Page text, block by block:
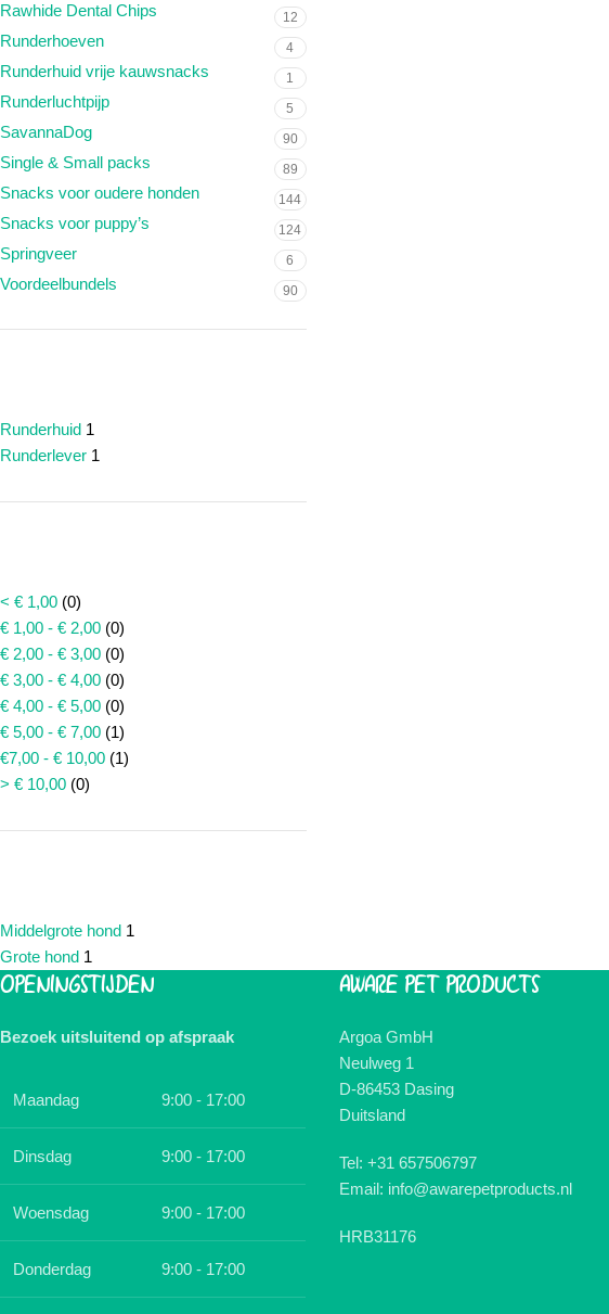
Rawhide Dental Chips 12
Runderhoeven 4
Runderhuid vrije kauwsnacks 1
Runderluchtpijp 5
SavannaDog 90
Single & Small packs 89
Snacks voor oudere honden 144
Snacks voor puppy’s 124
Springveer 6
Voordeelbundels 90
Runderhuid 1
Runderlever 1
< € 1,00 (0)
€ 1,00 - € 2,00 (0)
€ 2,00 - € 3,00 (0)
€ 3,00 - € 4,00 (0)
€ 4,00 - € 5,00 (0)
€ 5,00 - € 7,00 (1)
€7,00 - € 10,00 (1)
> € 10,00 (0)
Middelgrote hond 1
Grote hond 1
OPENINGSTIJDEN
Bezoek uitsluitend op afspraak
Maandag 9:00 - 17:00
Dinsdag 9:00 - 17:00
Woensdag 9:00 - 17:00
Donderdag 9:00 - 17:00
AWARE PET PRODUCTS
Argoa GmbH
Neulweg 1
D-86453 Dasing
Duitsland
Tel: +31 657506797
Email: info@awarepetproducts.nl
HRB31176